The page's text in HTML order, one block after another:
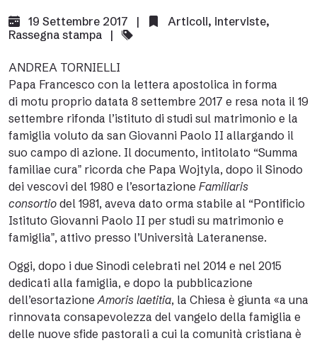
19 Settembre 2017 | Articoli, interviste,
Rassegna stampa |
ANDREA TORNIELLI
Papa Francesco con la lettera apostolica in forma
di motu proprio datata 8 settembre 2017 e resa nota il 19
settembre rifonda l’istituto di studi sul matrimonio e la
famiglia voluto da san Giovanni Paolo II allargando il
suo campo di azione. Il documento, intitolato “Summa
familiae curaˮ ricorda che Papa Wojtyla, dopo il Sinodo
dei vescovi del 1980 e l’esortazione Familiaris
consortio del 1981, aveva dato orma stabile al “Pontificio
Istituto Giovanni Paolo II per studi su matrimonio e
famigliaˮ, attivo presso l’Università Lateranense.
Oggi, dopo i due Sinodi celebrati nel 2014 e nel 2015
dedicati alla famiglia, e dopo la pubblicazione
dell’esortazione Amoris laetitia, la Chiesa è giunta «a una
rinnovata consapevolezza del vangelo della famiglia e
delle nuove sfide pastorali a cui la comunità cristiana è